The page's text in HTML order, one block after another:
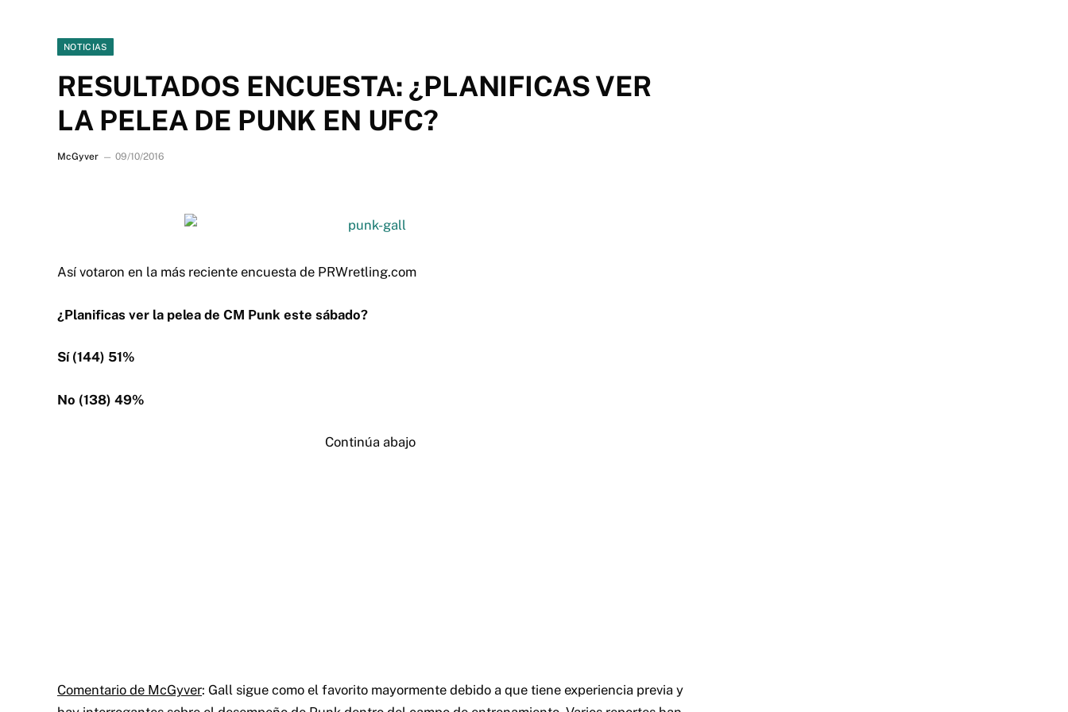
NOTICIAS
RESULTADOS ENCUESTA: ¿PLANIFICAS VER
LA PELEA DE PUNK EN UFC?
McGyver 09/10/2016
Así votaron en la más reciente encuesta de PRWretling.com
¿Planificas ver la pelea de CM Punk este sábado?
Sí (144) 51%
No (138) 49%
Continúa abajo
Comentario de McGyver: Gall sigue como el favorito mayormente debido a que tiene experiencia previa y